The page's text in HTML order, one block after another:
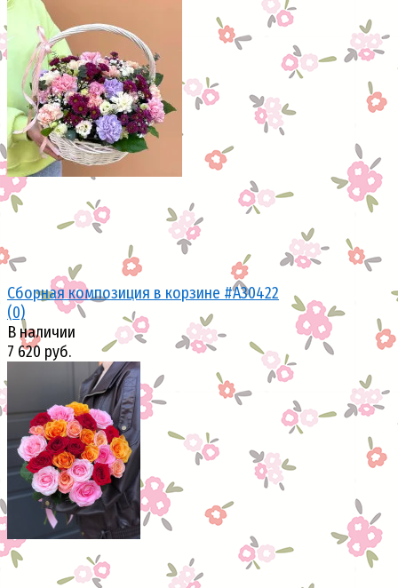
избранное сравнить
избранное сравнить
Сборная композиция в корзине #A30422
(0)
В наличии
7 620 руб.